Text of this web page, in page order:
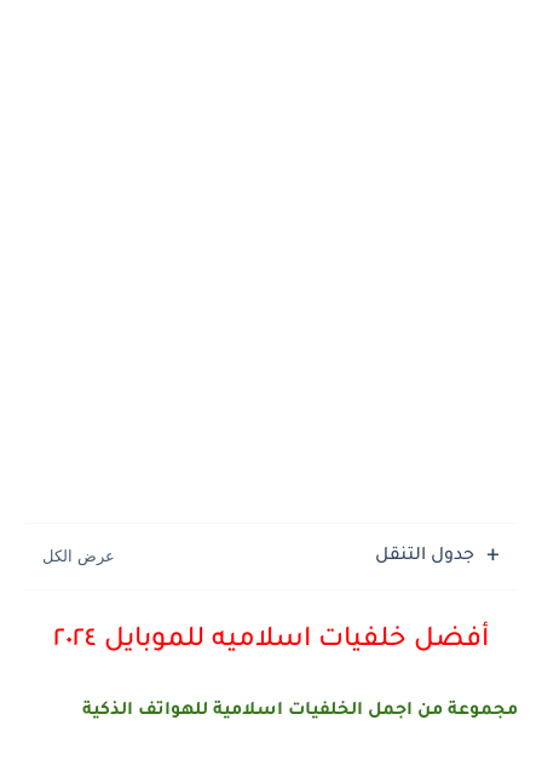
جدول التنقل
أفضل خلفيات اسلاميه للموبايل ٢٠٢٤
مجموعة من اجمل الخلفيات اسلامية للهواتف الذكية